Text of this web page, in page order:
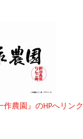
農園』のHPへリンク